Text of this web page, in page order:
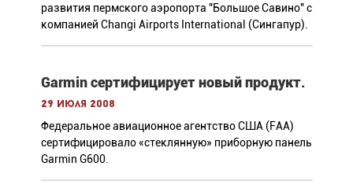
развития пермского аэропорта "Большое Савино" с
компанией Changi Airports International (Сингапур).
Garmin сертифицирует новый продукт.
29 июля 2008
Федеральное авиационное агентство США (FAA)
сертифицировало «стеклянную» приборную панель
Garmin G600.